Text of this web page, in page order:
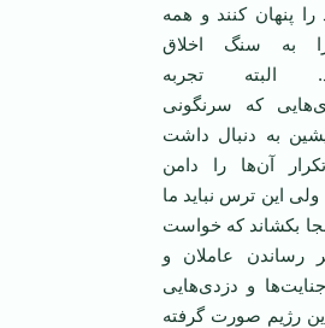
را پنهان کنند و همه
به سنگ اخلاق
البته تجربه‌
که سرنگونی
به دنبال داشت
آن‌ها را دامن
این ترس نباید ما
بکشاند که خواست
رساندن عاملان و
و دزدی‌هایی
رژیم صورت گرفته